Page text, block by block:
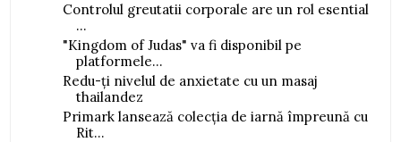
Controlul greutatii corporale are un rol esential
...
"Kingdom of Judas" va fi disponibil pe
platformele...
Redu-ți nivelul de anxietate cu un masaj
thailandez
Primark lansează colecția de iarnă împreună cu
Rit...